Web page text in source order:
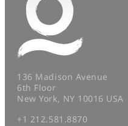
136 Madison Avenue
6th Floor
New York, NY 10016 USA
+1 212.581.8870